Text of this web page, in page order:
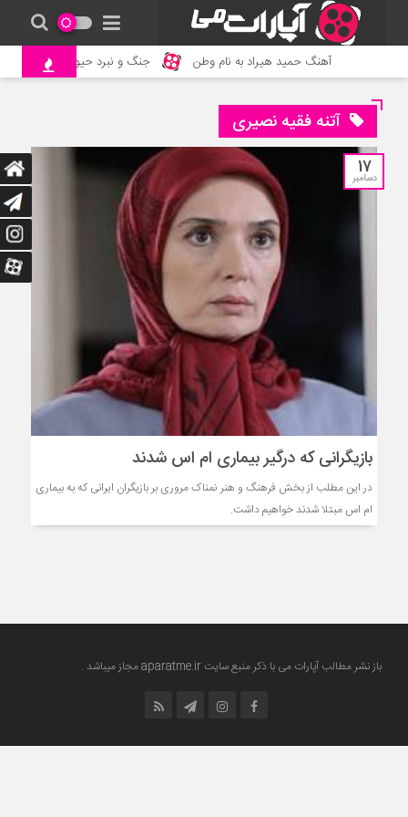
آهنگ حمید هیراد به نام وطن جنگ و نبرد حیوانات وحشی
آتنه فقیه نصیری
17
دسامبر
بازیگرانی که درگیر بیماری ام اس شدند
در این مطلب از بخش فرهنگ و هنر نمناک مروری بر بازیگران ایرانی که به بیماری
ام اس مبتلا شدند خواهیم داشت.
باز نشر مطالب آپارات می با ذکر منبع سایت aparatme.irمجاز میباشد .